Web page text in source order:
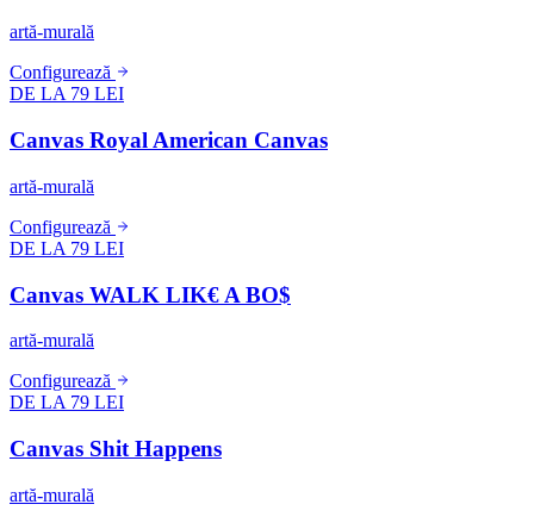
artă-murală
Configurează
DE LA 79 LEI
Canvas Royal American Canvas
artă-murală
Configurează
DE LA 79 LEI
Canvas WALK LIK€ A BO$
artă-murală
Configurează
DE LA 79 LEI
Canvas Shit Happens
artă-murală